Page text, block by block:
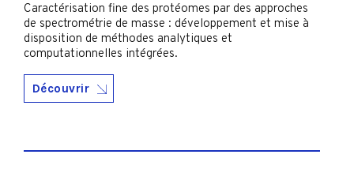
Caractérisation fine des protéomes par des approches
de spectrométrie de masse : développement et mise à
disposition de méthodes analytiques et
computationnelles intégrées.
Découvrir